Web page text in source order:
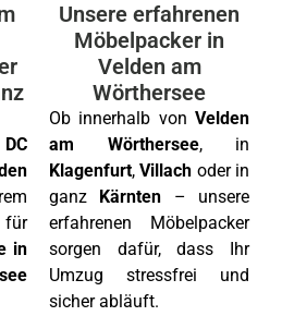
DC
in
Unsere erfahrenen
Möbelpacker in
Velden am
Wörthersee
Ob innerhalb von Velden
am Wörthersee, in
Klagenfurt,Villach oder in
ganz Kärnten – unsere
erfahrenen Möbelpacker
sorgen dafür, dass Ihr
Umzug stressfrei und
sicher abläuft.